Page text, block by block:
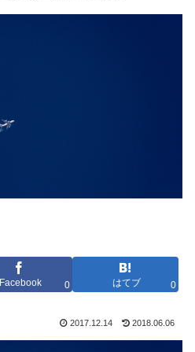
Facebook 0 はてブ 0
2017.12.14 2018.06.06